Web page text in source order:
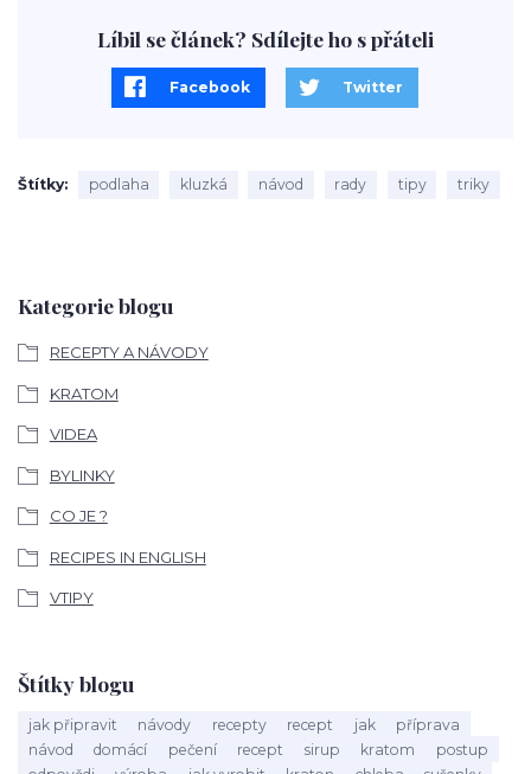
Kategorie blogu
RECEPTY A NÁVODY
KRATOM
VIDEA
BYLINKY
CO JE ?
RECIPES IN ENGLISH
VTIPY
Štítky blogu
jak připravit návody recepty recept jak
příprava
návod
domácí pečení recept sirup kratom
postup
Líbil se článek? Sdílejte ho s přáteli
Facebook Twitter
Štítky podlaha kluzká návod rady tipy triky